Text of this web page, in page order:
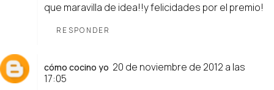
que maravilla de idea!!y felicidades por el premio!
RESPONDER
cómo cocino yo 20 de noviembre de 2012 a las
17:05